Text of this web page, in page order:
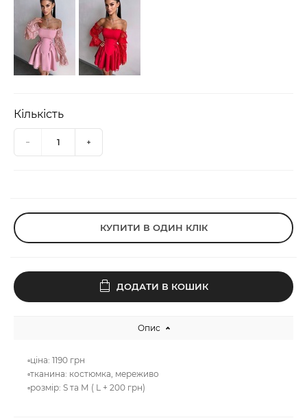
Кількість
КУПИТИ В ОДИН КЛІК
ДОДАТИ В КОШИК
Опис
▫️ціна: 1190 грн
▫️тканина: костюмка, мереживо
▫️розмір: S та М ( L + 200 грн)